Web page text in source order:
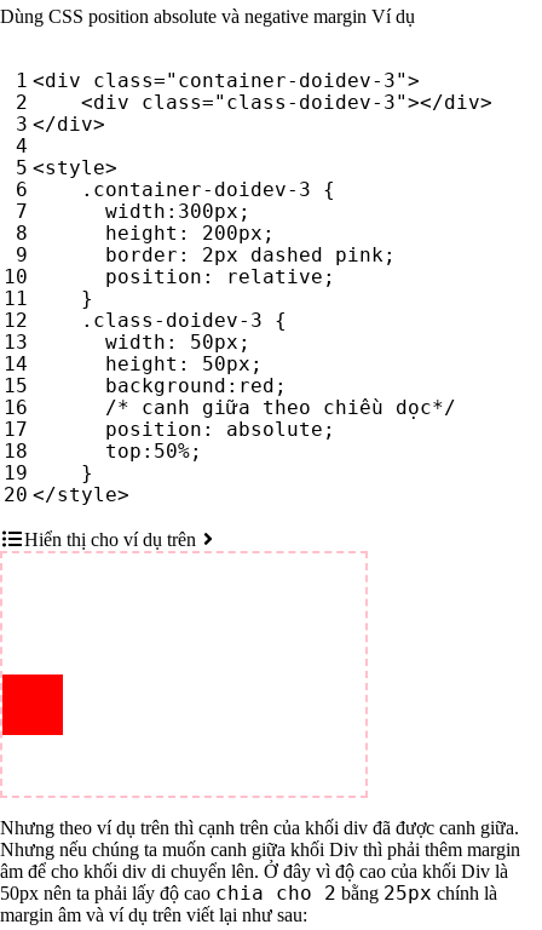
Dùng CSS position absolute và negative margin Ví dụ
<div class="container-doidev-3">
<div class="class-doidev-3"></div>
</div>
<style>
. container-doidev-3
{
width : 300px ;
height : 200px ;
border : 2px dashed pink;
position : relative ;
}
. class-doidev-3
{
width : 50px ;
height : 50px ;
background : red ;
/* canh giữa theo chiều dọc*/
position : absolute ;
top : 50%;
}
</style>
Hiển thị cho ví dụ trên
Nhưng theo ví dụ trên thì cạnh trên của khối div đã được canh giữa.
Nhưng nếu chúng ta muốn canh giữa khối Div thì phải thêm margin
âm để cho khối div di chuyển lên. Ở đây vì độ cao của khối Div là
50px nên ta phải lấy độ cao chia cho 2 bằng 25px chính là
margin âm và ví dụ trên viết lại như sau: